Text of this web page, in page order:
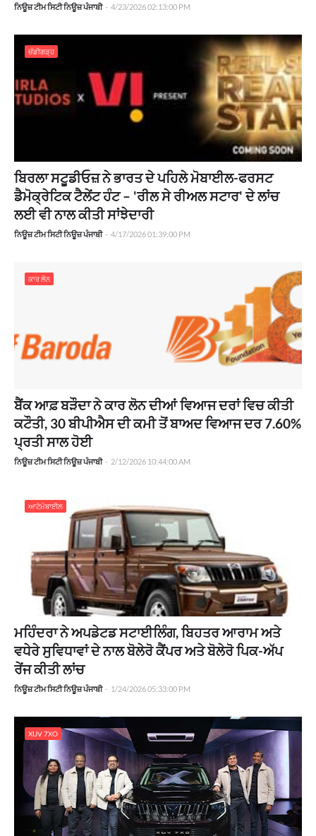
ਨਿਊਜ਼ ਟੀਮ ਸਿਟੀ ਨਿਊਜ਼ ਪੰਜਾਬੀ - 4/23/2026 02:13:00 PM
ਚੰਡੀਗੜ੍ਹ
ਬਿਰਲਾ ਸਟੂਡੀਓਜ਼ ਨੇ ਭਾਰਤ ਦੇ ਪਹਿਲੇ ਮੋਬਾਈਲ-ਫਰਸਟ
ਡੈਮੋਕ੍ਰੇਟਿਕ ਟੈਲੇਂਟ ਹੰਟ – 'ਰੀਲ ਸੇ ਰੀਅਲ ਸਟਾਰ' ਦੇ ਲਾਂਚ
ਲਈ ਵੀ ਨਾਲ ਕੀਤੀ ਸਾਂਝੇਦਾਰੀ
ਨਿਊਜ਼ ਟੀਮ ਸਿਟੀ ਨਿਊਜ਼ ਪੰਜਾਬੀ - 4/17/2026 01:39:00 PM
ਕਾਰ ਲੋਨ
ਬੈਂਕ ਆਫ਼ ਬੜੌਦਾ ਨੇ ਕਾਰ ਲੋਨ ਦੀਆਂ ਵਿਆਜ ਦਰਾਂ ਵਿਚ ਕੀਤੀ
ਕਟੌਤੀ, 30 ਬੀਪੀਐਸ ਦੀ ਕਮੀ ਤੋਂ ਬਾਅਦ ਵਿਆਜ ਦਰ 7.60%
ਪ੍ਰਤੀ ਸਾਲ ਹੋਈ
ਨਿਊਜ਼ ਟੀਮ ਸਿਟੀ ਨਿਊਜ਼ ਪੰਜਾਬੀ - 2/12/2026 10:44:00 AM
ਆਟੋਮੋਬਾਈਲ
ਮਹਿੰਦਰਾ ਨੇ ਅਪਡੇਟਡ ਸਟਾਈਲਿੰਗ, ਬਿਹਤਰ ਆਰਾਮ ਅਤੇ
ਵਧੇਰੇ ਸੁਵਿਧਾਵਾਂ ਦੇ ਨਾਲ ਬੋਲੇਰੋ ਕੈਂਪਰ ਅਤੇ ਬੋਲੇਰੋ ਪਿਕ-ਅੱਪ
ਰੇਂਜ ਕੀਤੀ ਲਾਂਚ
ਨਿਊਜ਼ ਟੀਮ ਸਿਟੀ ਨਿਊਜ਼ ਪੰਜਾਬੀ - 1/24/2026 05:33:00 PM
XUV 7XO